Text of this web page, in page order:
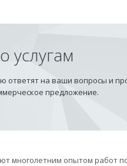
услугам
на ваши вопросы и
предложение.
многолетним опытом работ